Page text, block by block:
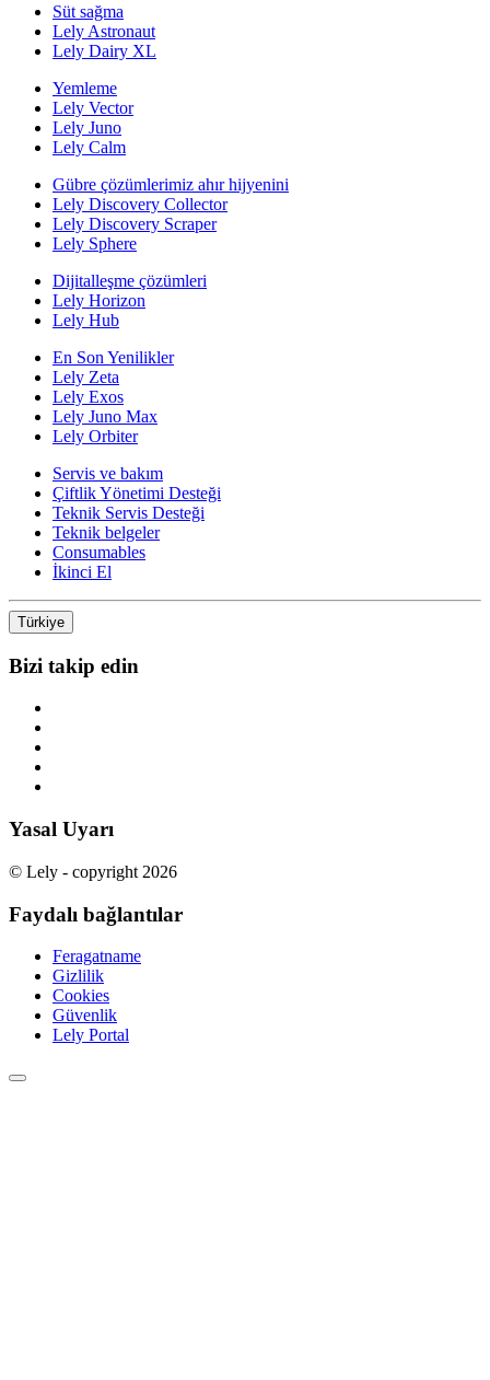
Süt sağma
Lely Astronaut
Lely Dairy XL
Yemleme
Lely Vector
Lely Juno
Lely Calm
Gübre çözümlerimiz ahır hijyenini
Lely Discovery Collector
Lely Discovery Scraper
Lely Sphere
Dijitalleşme çözümleri
Lely Horizon
Lely Hub
En Son Yenilikler
Lely Zeta
Lely Exos
Lely Juno Max
Lely Orbiter
Servis ve bakım
Çiftlik Yönetimi Desteği
Teknik Servis Desteği
Teknik belgeler
Consumables
İkinci El
Türkiye
Bizi takip edin
Yasal Uyarı
© Lely - copyright 2026
Faydalı bağlantılar
Feragatname
Gizlilik
Cookies
Güvenlik
Lely Portal